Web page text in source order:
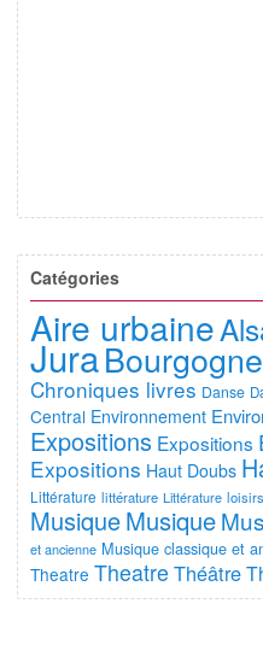
Catégories
Aire urbaine
JuraBourgogne
Chroniques livres Danse
Central Environnement
Expositions Expositions
Expositions Haut Doubs
Littérature littérature Littérature loisirs
MusiqueMusique
et ancienne Musique classique et
Theatre Theatre Théâtre